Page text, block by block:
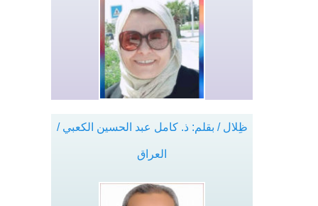
ظِلال / بقلم: ذ. كامل عبد الحسين الكعبي /
العراق